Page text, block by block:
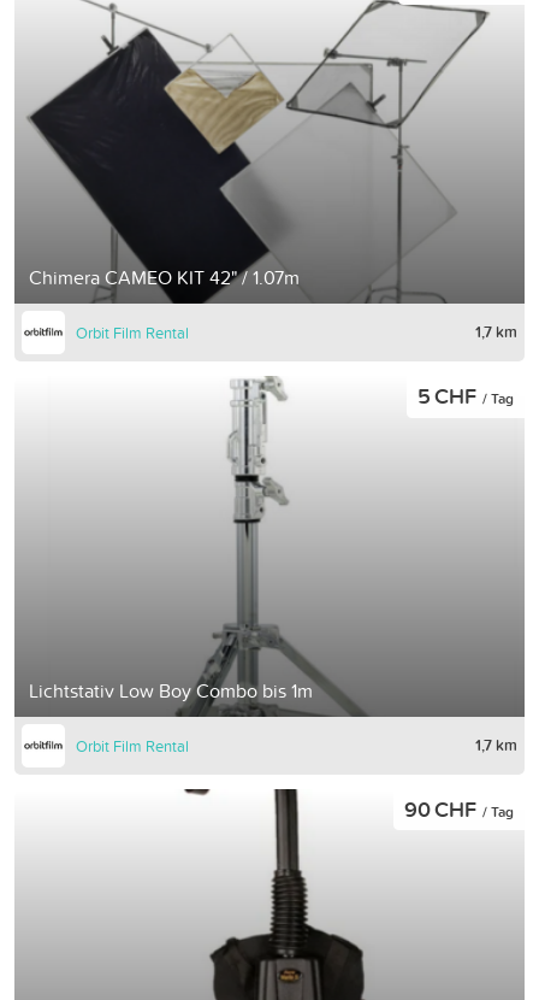
Chimera CAMEO KIT 42" / 1.07m
Orbit Film Rental 1,7 km
Lichtstativ Low Boy Combo bis 1m
5 CHF / Tag
Orbit Film Rental 1,7 km
90 CHF / Tag